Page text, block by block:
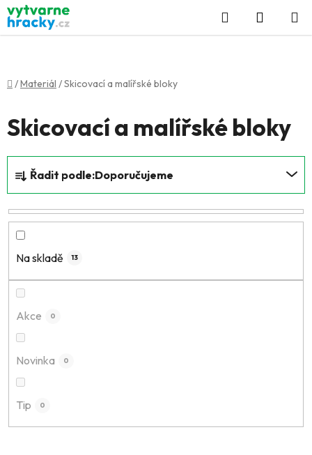
Přejít
na
obsah
Hledat
KOŠÍK
Domů
/Materiál /Skicovací a malířské bloky
Skicovací a malířské bloky
a
z
e
Řadit podle:Doporučujeme
Na skladě 13
Akce 0
Novinka 0
Tip 0